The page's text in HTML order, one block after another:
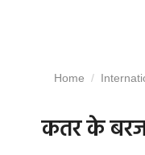
Home
कतर के